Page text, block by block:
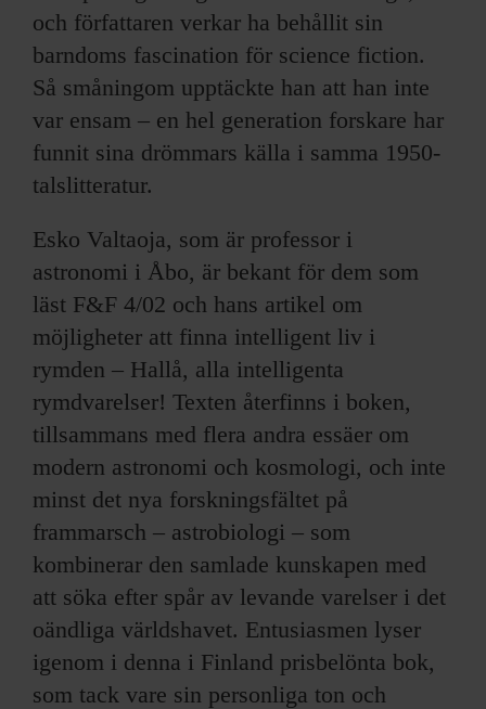
och författaren verkar ha behållit sin
barndoms fascination för science fiction.
Så småningom upptäckte han att han inte
var ensam – en hel generation forskare har
funnit sina drömmars källa i samma 1950-
talslitteratur.
Esko Valtaoja, som är professor i
astronomi i Åbo, är bekant för dem som
läst F&F 4/02 och hans artikel om
möjligheter att finna intelligent liv i
rymden – Hallå, alla intelligenta
rymdvarelser! Texten återfinns i boken,
tillsammans med flera andra essäer om
modern astronomi och kosmologi, och inte
minst det nya forskningsfältet på
frammarsch – astrobiologi – som
kombinerar den samlade kunskapen med
att söka efter spår av levande varelser i det
oändliga världshavet. Entusiasmen lyser
igenom i denna i Finland prisbelönta bok,
som tack vare sin personliga ton och